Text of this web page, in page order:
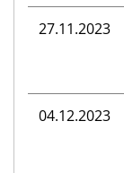
27.11.2023
04.12.2023